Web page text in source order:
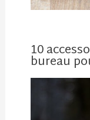
10
bureau